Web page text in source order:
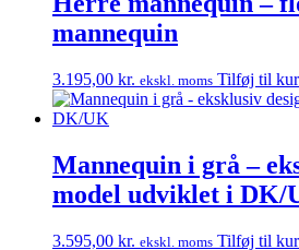
mannequin
3.195,00 kr. ekskl. moms Tilføj til
Mannequin i grå –
model udviklet i DK/
3.595,00 kr. ekskl. moms Tilføj til